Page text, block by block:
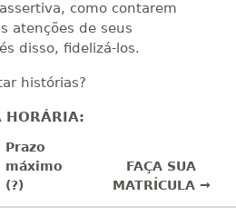
como contarem
atenções de seus
disso, fidelizá-los.
histórias?
HORÁRIA:
Prazo
máximo
(?)
FAÇA SUA
MATRÍCULA →